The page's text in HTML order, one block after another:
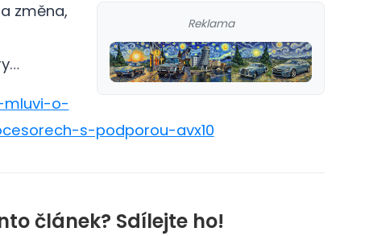
Reklama
změna,
o-
s-podporou-avx10
článek? Sdílejte ho!